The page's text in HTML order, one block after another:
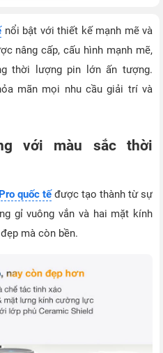
nổi bật với thiết kế mạnh mẽ và
nâng cấp, cấu hình mạnh mẽ,
thời lượng pin lớn ấn tượng.
mãn mọi nhu cầu giải trí và
với màu sắc thời
quốc tếđược tạo thành từ sự
gỉ vuông vắn và hai mặt kính
mà còn bền.